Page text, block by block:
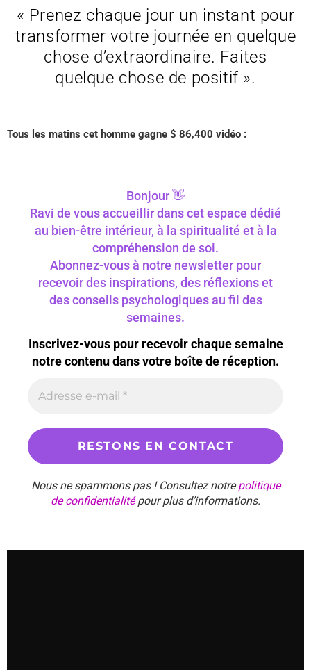
« Prenez chaque jour un instant pour
transformer votre journée en quelque
chose d’extraordinaire. Faites
quelque chose de positif ».
Tous les matins cet homme gagne $ 86,400 vidéo :
Bonjour 👋
Ravi de vous accueillir dans cet espace dédié
au bien-être intérieur, à la spiritualité et à la
compréhension de soi.
Abonnez-vous à notre newsletter pour
recevoir des inspirations, des réflexions et
des conseils psychologiques au fil des
semaines.
Inscrivez-vous pour recevoir chaque semaine
notre contenu dans votre boîte de réception.
Nous ne spammons pas ! Consultez notrepolitique
de confidentialitépour plus d’informations.